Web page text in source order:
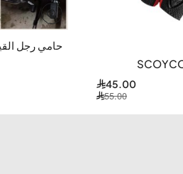
45.00
55.00
-18%
حامي رجل